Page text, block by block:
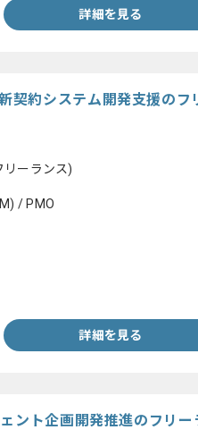
詳細を見る
契約システム開発支援の
リーランス)
/ PMO
詳細を見る
ント企画開発推進のフリ